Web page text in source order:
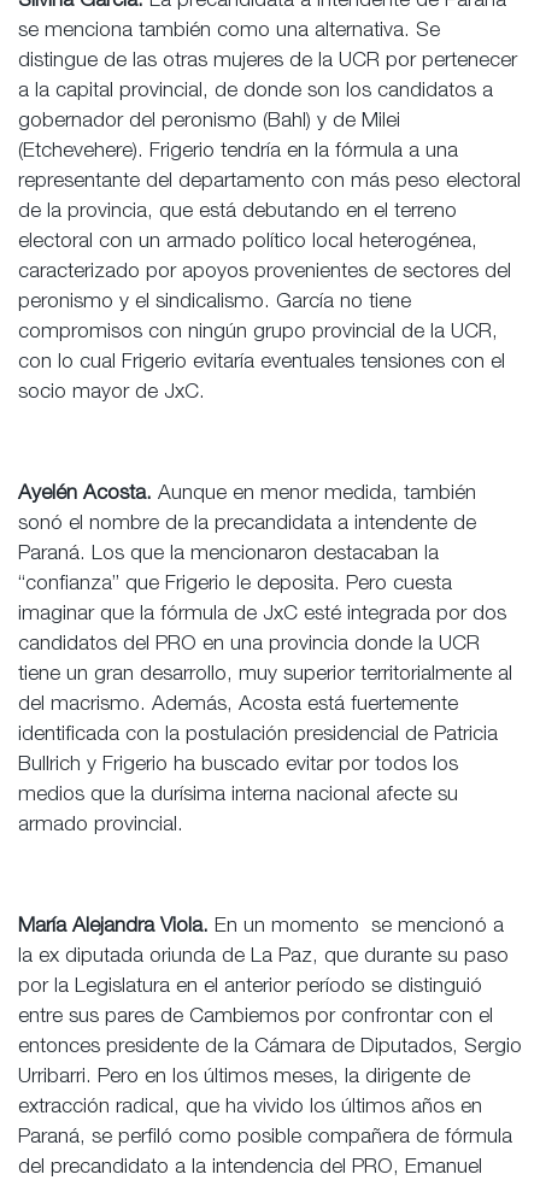
se menciona también como una alternativa. Se
distingue de las otras mujeres de la UCR por pertenecer
a la capital provincial, de donde son los candidatos a
gobernador del peronismo (Bahl) y de Milei
(Etchevehere). Frigerio tendría en la fórmula a una
representante del departamento con más peso electoral
de la provincia, que está debutando en el terreno
electoral con un armado político local heterogénea,
caracterizado por apoyos provenientes de sectores del
peronismo y el sindicalismo. García no tiene
compromisos con ningún grupo provincial de la UCR,
con lo cual Frigerio evitaría eventuales tensiones con el
socio mayor de JxC.
Ayelén Acosta. Aunque en menor medida, también
sonó el nombre de la precandidata a intendente de
Paraná. Los que la mencionaron destacaban la
“confianza” que Frigerio le deposita. Pero cuesta
imaginar que la fórmula de JxC esté integrada por dos
candidatos del PRO en una provincia donde la UCR
tiene un gran desarrollo, muy superior territorialmente al
del macrismo. Además, Acosta está fuertemente
identificada con la postulación presidencial de Patricia
Bullrich y Frigerio ha buscado evitar por todos los
medios que la durísima interna nacional afecte su
armado provincial.
María Alejandra Viola. En un momento se mencionó a
la ex diputada oriunda de La Paz, que durante su paso
por la Legislatura en el anterior período se distinguió
entre sus pares de Cambiemos por confrontar con el
entonces presidente de la Cámara de Diputados, Sergio
Urribarri. Pero en los últimos meses, la dirigente de
extracción radical, que ha vivido los últimos años en
Paraná, se perfiló como posible compañera de fórmula
del precandidato a la intendencia del PRO, Emanuel